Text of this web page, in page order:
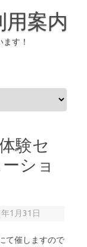
用案内
す！
験セ
ショ
1月31日
て催しますので